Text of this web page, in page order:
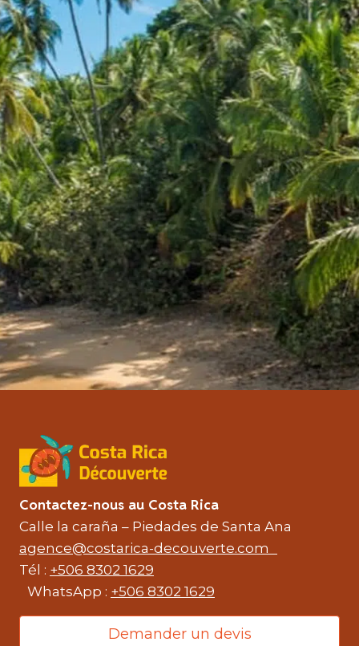
Contactez-nous au Costa Rica
Calle la caraña – Piedades de Santa Ana
agence@costarica-decouverte.com
Tél : +506 8302 1629
WhatsApp : +506 8302 1629
Demander un devis